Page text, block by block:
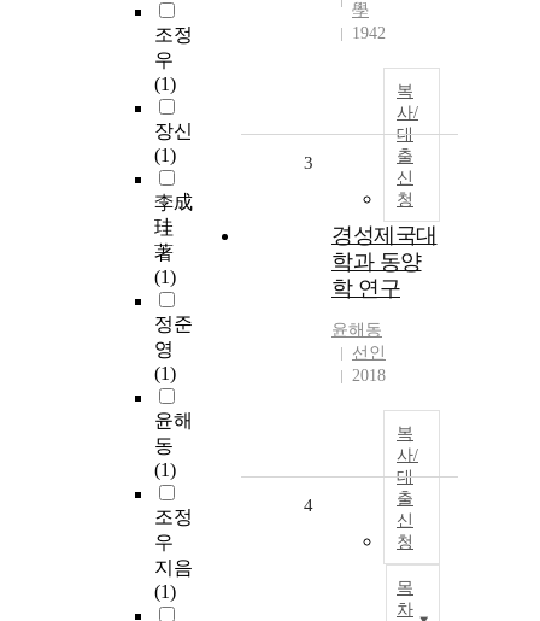
조정
우
(1)
장신
(1)
李成
珪
著
(1)
정준
영
(1)
윤해
동
(1)
조정
우
지음
(1)
學
1942
복
사/
대
출
신
청
3
경성제국대
학과 동양
학 연구
윤해동
선인
2018
복
사/
대
출
신
청
목
차
4